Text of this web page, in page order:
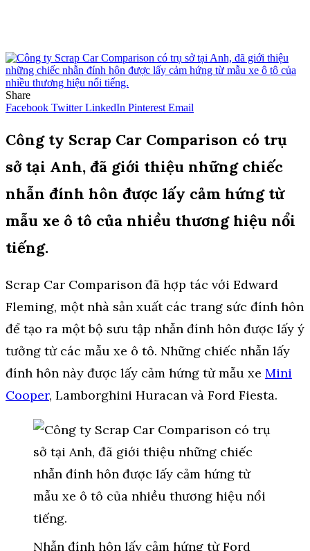
Share
Facebook Twitter LinkedIn Pinterest Email
Công ty Scrap Car Comparison có trụ
sở tại Anh, đã giới thiệu những chiếc
nhẫn đính hôn được lấy cảm hứng từ
mẫu xe ô tô của nhiều thương hiệu nổi
tiếng.
Scrap Car Comparison đã hợp tác với Edward
Fleming, một nhà sản xuất các trang sức đính hôn
để tạo ra một bộ sưu tập nhẫn đính hôn được lấy ý
tưởng từ các mẫu xe ô tô. Những chiếc nhẫn lấy
đính hôn này được lấy cảm hứng từ mẫu xe Mini
Cooper, Lamborghini Huracan và Ford Fiesta.
Nhẫn đính hôn lấy cảm hứng từ Ford